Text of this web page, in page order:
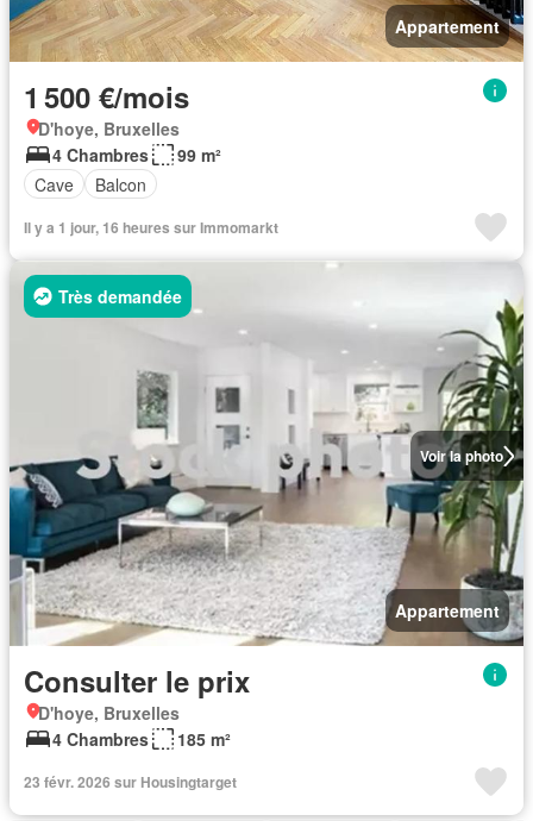
Appartement
1 500 €/mois
D'hoye, Bruxelles
4 Chambres
99 m²
Cave
Balcon
Il y a 1 jour, 16 heures sur Immomarkt
Voir la photo
Très demandée
Appartement
Consulter le prix
D'hoye, Bruxelles
4 Chambres
185 m²
23 févr. 2026 sur Housingtarget